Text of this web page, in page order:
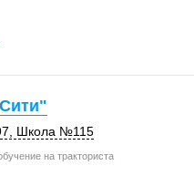
Школа №115
на тракториста